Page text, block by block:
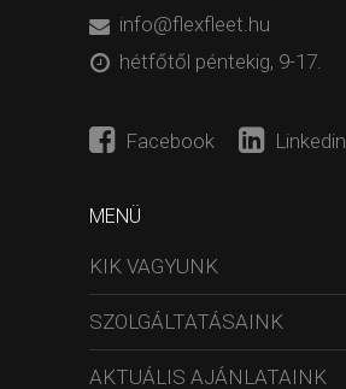
info@flexfleet.hu
hétfőtől péntekig, 9-17.
Facebook Linkedin
MENÜ
KIK VAGYUNK
SZOLGÁLTATÁSAINK
AKTUÁLIS AJÁNLATAINK